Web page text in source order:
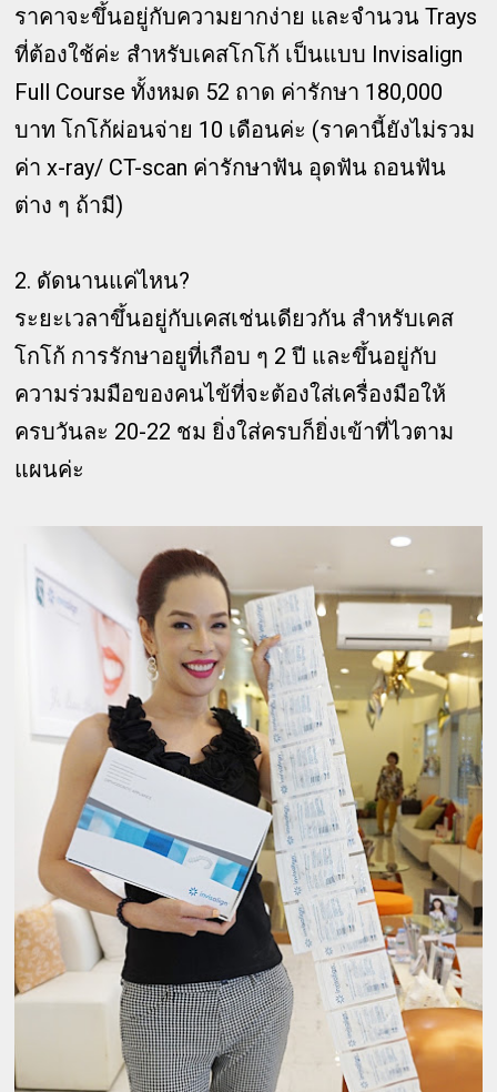
ราคาจะขึ้นอยู่กับความยากง่าย และจำนวน Trays
ที่ต้องใช้ค่ะ สำหรับเคสโกโก้ เป็นแบบ Invisalign
Full Course ทั้งหมด 52 ถาด ค่ารักษา 180,000
บาท โกโก้ผ่อนจ่าย 10 เดือนค่ะ (ราคานี้ยังไม่รวม
ค่า x-ray/ CT-scan ค่ารักษาฟัน อุดฟัน ถอนฟัน
ต่าง ๆ ถ้ามี)
2. ดัดนานแค่ไหน?
ระยะเวลาขึ้นอยู่กับเคสเช่นเดียวกัน สำหรับเคส
โกโก้ การรักษาอยูที่เกือบ ๆ 2 ปี และขึ้นอยู่กับ
ความร่วมมือของคนไข้ที่จะต้องใส่เครื่องมือให้
ครบวันละ 20-22 ชม ยิ่งใส่ครบก็ยิ่งเข้าที่ไวตาม
แผนค่ะ